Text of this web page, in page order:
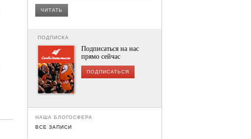
ЧИТАТЬ
ПОДПИСКА
Подписаться на нас
прямо сейчас
ПОДПИСАТЬСЯ
НАША БЛОГОСФЕРА
ВСЕ ЗАПИСИ